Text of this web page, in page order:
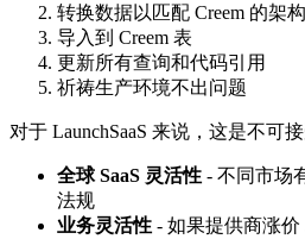
转换数据以匹配 Creem 的架构
导入到 Creem 表
更新所有查询和代码引用
祈祷生产环境不出问题
对于 LaunchSaaS 来说，这是不可接
全球 SaaS 灵活性 - 不同市场
法规
业务灵活性 - 如果提供商涨